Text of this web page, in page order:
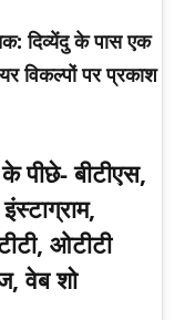
दिव्येंदु के पास एक
विकल्पों पर प्रकाश
पीछे- बीटीएस,
ओटीटी
वेब शो